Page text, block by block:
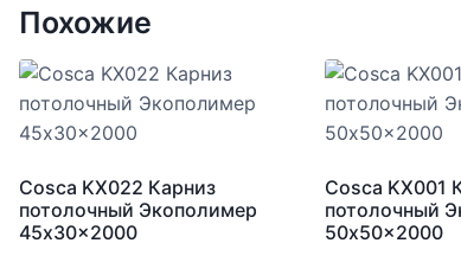
Похожие
Cosca KX022 Карниз
потолочный Экополимер
45x30x2000
Cosca KX001
потолочный
50x50x2000